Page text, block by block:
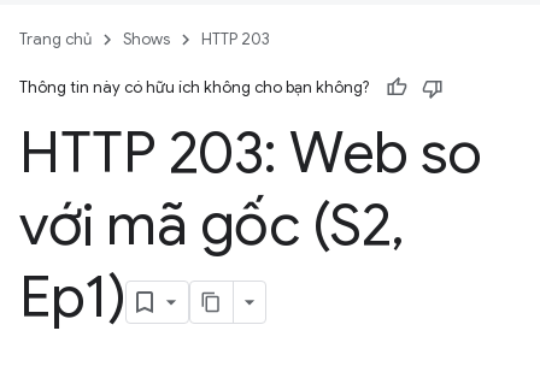
Trang chủ Shows HTTP 203
Thông tin này có hữu ích không cho bạn không?
HTTP 203: Web so
với mã gốc (S2,
Ep1)